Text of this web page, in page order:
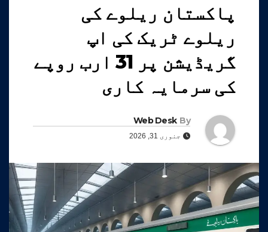
پاکستان ریلوے کی
ریلوے ٹریک کی اپ
گریڈیشن پر 31 ارب روپے
کی سرمایہ کاری
By
Web Desk
جنوری 31, 2026